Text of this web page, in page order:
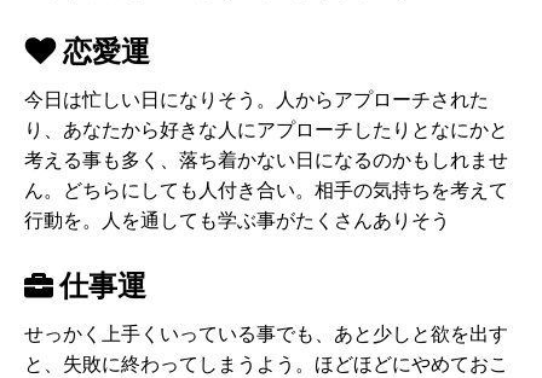
恋愛運
今日は忙しい日になりそう。人からアプローチされた
り、あなたから好きな人にアプローチしたりとなにかと
考える事も多く、落ち着かない日になるのかもしれませ
ん。どちらにしても人付き合い。相手の気持ちを考えて
行動を。人を通しても学ぶ事がたくさんありそう
仕事運
せっかく上手くいっている事でも、あと少しと欲を出す
と、失敗に終わってしまうよう。ほどほどにやめておこ